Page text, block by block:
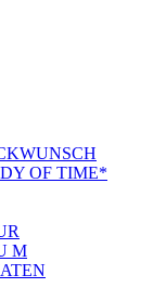
OF TIME*
M